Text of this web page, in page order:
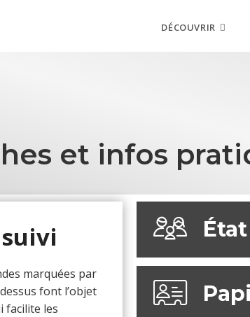
DÉCOUVRIR
et infos
marquées par
font l’objet
facilite les